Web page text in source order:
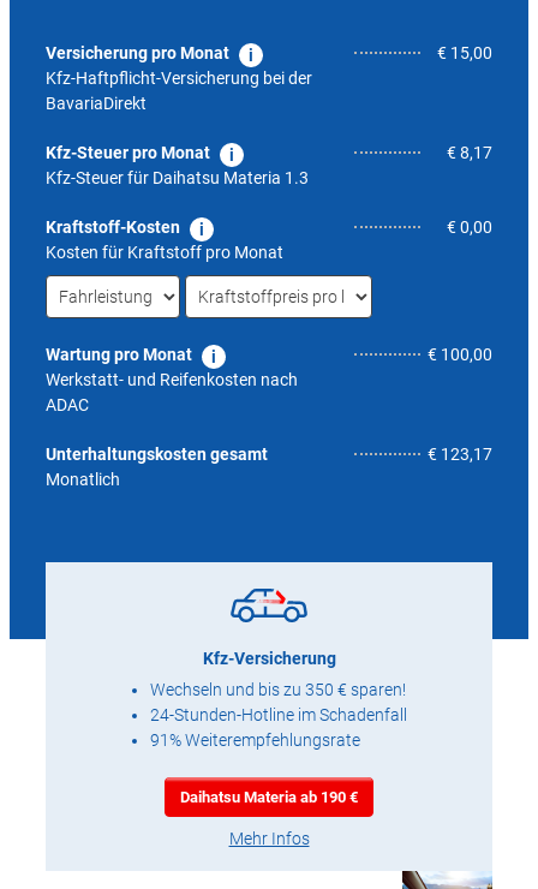
Versicherung pro Monat
Kfz-Haftpflicht-Versicherung bei der
BavariaDirekt
€ 15,00
Kfz-Steuer pro Monat
Kfz-Steuer für Daihatsu Materia 1.3
€ 8,17
Kraftstoff-Kosten
Kosten für Kraftstoff pro Monat
€ 0,00
Wartung pro Monat
Werkstatt- und Reifenkosten nach
ADAC
€ 100,00
Unterhaltungskosten gesamt
Monatlich
€ 123,176,6
Kfz-Versicherung
Wechseln und bis zu 350 € sparen!
24-Stunden-Hotline im Schadenfall
91% Weiterempfehlungsrate
Daihatsu Materia ab 190 €
Mehr Infos